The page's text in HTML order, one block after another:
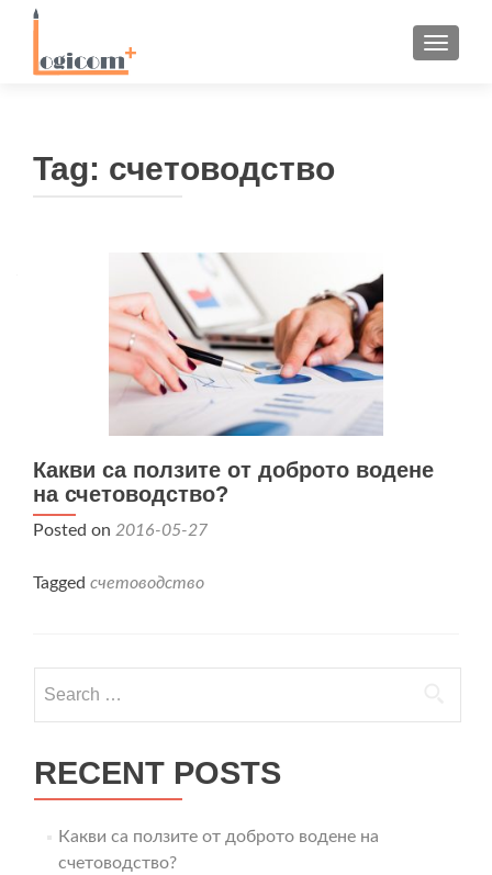
Tag: счетоводство
Какви са ползите от доброто водене
на счетоводство?
Posted on 2016-05-27
Tagged счетоводство
for:
RECENT POSTS
Какви са ползите от доброто водене на
счетоводство?